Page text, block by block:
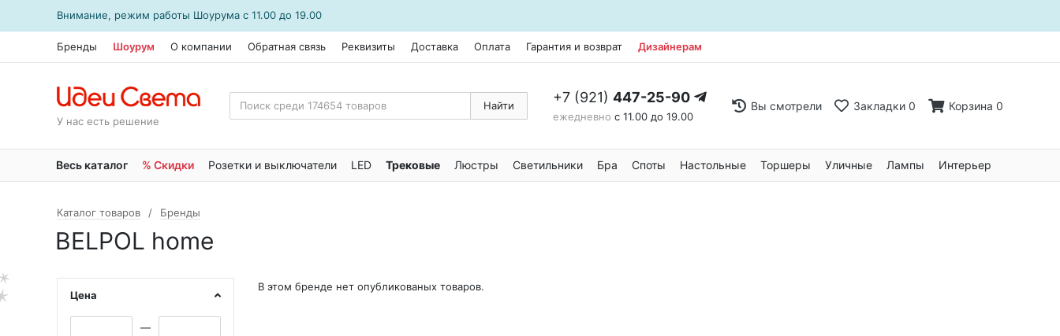
Внимание, режим работы Шоурума с 11.00 до 19.00
Бренды Шоурум О компании Обратная связь Реквизиты Доставка Оплата Гарантия и возврат Дизайнерам
У нас есть решение
Найти +7 (921) 447-25-90
ежедневно с 11.00 до 19.00
Вы смотрели Закладки 0 Корзина 0
Весь каталог % Скидки Розетки и выключатели LED Трековые Люстры Светильники Бра Споты Настольные Торшеры Уличные Лампы Интерьер
Каталог товаров Бренды
BELPOL home
Цена
—
В этом бренде нет опубликованых товаров.